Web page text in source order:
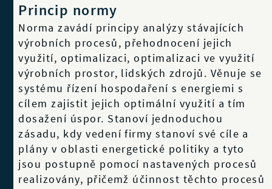
Princip normy
Norma zavádí principy analýzy stávajících
výrobních procesů, přehodnocení jejich
využití, optimalizaci, optimalizaci ve využití
výrobních prostor, lidských zdrojů. Věnuje se
systému řízení hospodaření s energiemi s
cílem zajistit jejich optimální využití a tím
dosažení úspor. Stanoví jednoduchou
zásadu, kdy vedení firmy stanoví své cíle a
plány v oblasti energetické politiky a tyto
jsou postupně pomocí nastavených procesů
realizovány, přičemž účinnost těchto procesů